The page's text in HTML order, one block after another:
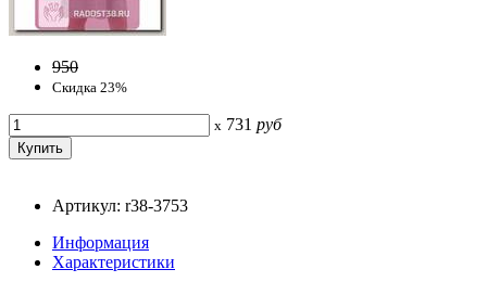
950
Скидка 23%
x 731 руб
Артикул: r38-3753
Информация
Характеристики